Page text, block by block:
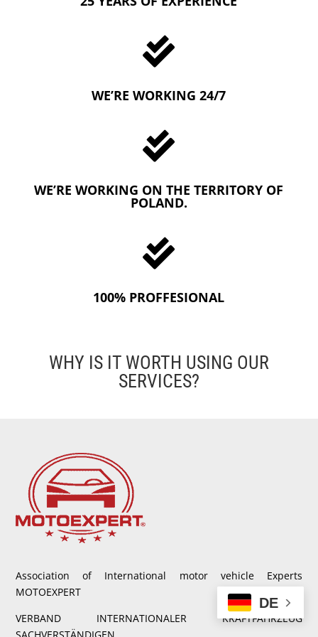

WE’RE WORKING 24/7

WE’RE WORKING ON THE TERRITORY OF
POLAND.

100% PROFFESIONAL
WHY IS IT WORTH USING OUR
SERVICES?
Association of International motor vehicle Experts
MOTOEXPERT
VERBAND INTERNATIONALER KRAFTFAHRZEUG
DE